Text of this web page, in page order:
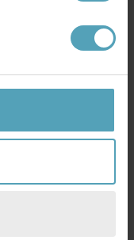
KAMPANJ